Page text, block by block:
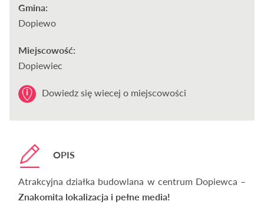
Gmina:
Dopiewo
Miejscowość:
Dopiewiec
Dowiedz się wiecej o miejscowości
OPIS
Atrakcyjna działka budowlana w centrum Dopiewca –
Znakomita lokalizacja i pełne media!